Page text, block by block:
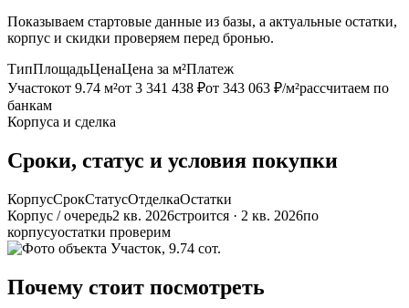
Показываем стартовые данные из базы, а актуальные остатки,
корпус и скидки проверяем перед бронью.
ТипПлощадьЦенаЦена за м²Платеж
Участокот 9.74 м²от 3 341 438 ₽от 343 063 ₽/м²рассчитаем по
банкам
Корпуса и сделка
Сроки, статус и условия покупки
КорпусСрокСтатусОтделкаОстатки
Корпус / очередь2 кв. 2026строится · 2 кв. 2026по
корпусуостатки проверим
Почему стоит посмотреть